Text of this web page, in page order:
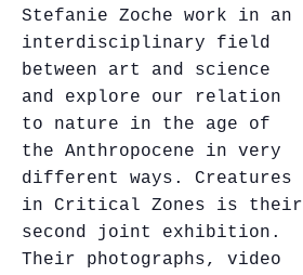
Stefanie Zoche work in an
interdisciplinary field
between art and science
and explore our relation
to nature in the age of
the Anthropocene in very
different ways. Creatures
in Critical Zones is their
second joint exhibition.
Their photographs, video